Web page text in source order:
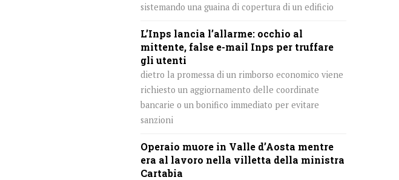
sistemando una guaina di copertura di un edificio
L’Inps lancia l’allarme: occhio al
mittente, false e-mail Inps per truffare
gli utenti
dietro la promessa di un rimborso economico viene
richiesto un aggiornamento delle coordinate
bancarie o un bonifico immediato per evitare
sanzioni
Operaio muore in Valle d’Aosta mentre
era al lavoro nella villetta della ministra
Cartabia